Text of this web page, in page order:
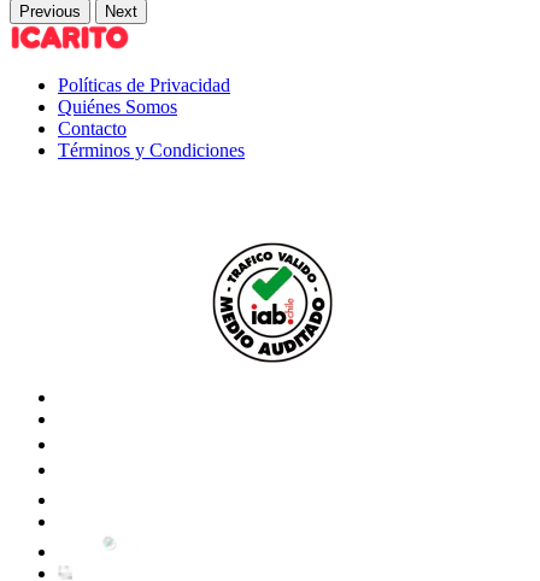
Previous Next
Políticas de Privacidad
Quiénes Somos
Contacto
Términos y Condiciones